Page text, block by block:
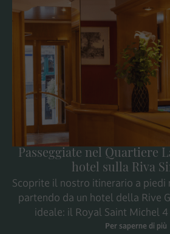
Passeggiate nel Quartiere
hotel sulla Riva
Scoprite il nostro itinerario a piedi
partendo da un hotel della Rive
ideale: il Royal Saint Michel
Per saperne di più